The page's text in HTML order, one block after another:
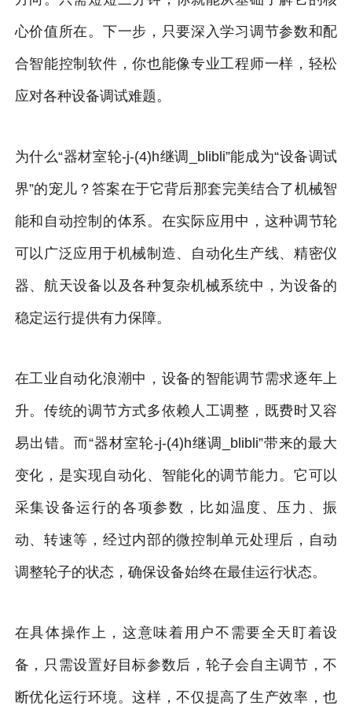
心价值所在。下一步，只要深入学习调节参数和配
合智能控制软件，你也能像专业工程师一样，轻松
应对各种设备调试难题。
为什么“器材室轮-j-(4)h继调_blibli”能成为“设备调试
界”的宠儿？答案在于它背后那套完美结合了机械智
能和自动控制的体系。在实际应用中，这种调节轮
可以广泛应用于机械制造、自动化生产线、精密仪
器、航天设备以及各种复杂机械系统中，为设备的
稳定运行提供有力保障。
在工业自动化浪潮中，设备的智能调节需求逐年上
升。传统的调节方式多依赖人工调整，既费时又容
易出错。而“器材室轮-j-(4)h继调_blibli”带来的最大
变化，是实现自动化、智能化的调节能力。它可以
采集设备运行的各项参数，比如温度、压力、振
动、转速等，经过内部的微控制单元处理后，自动
调整轮子的状态，确保设备始终在最佳运行状态。
在具体操作上，这意味着用户不需要全天盯着设
备，只需设置好目标参数后，轮子会自主调节，不
断优化运行环境。这样，不仅提高了生产效率，也